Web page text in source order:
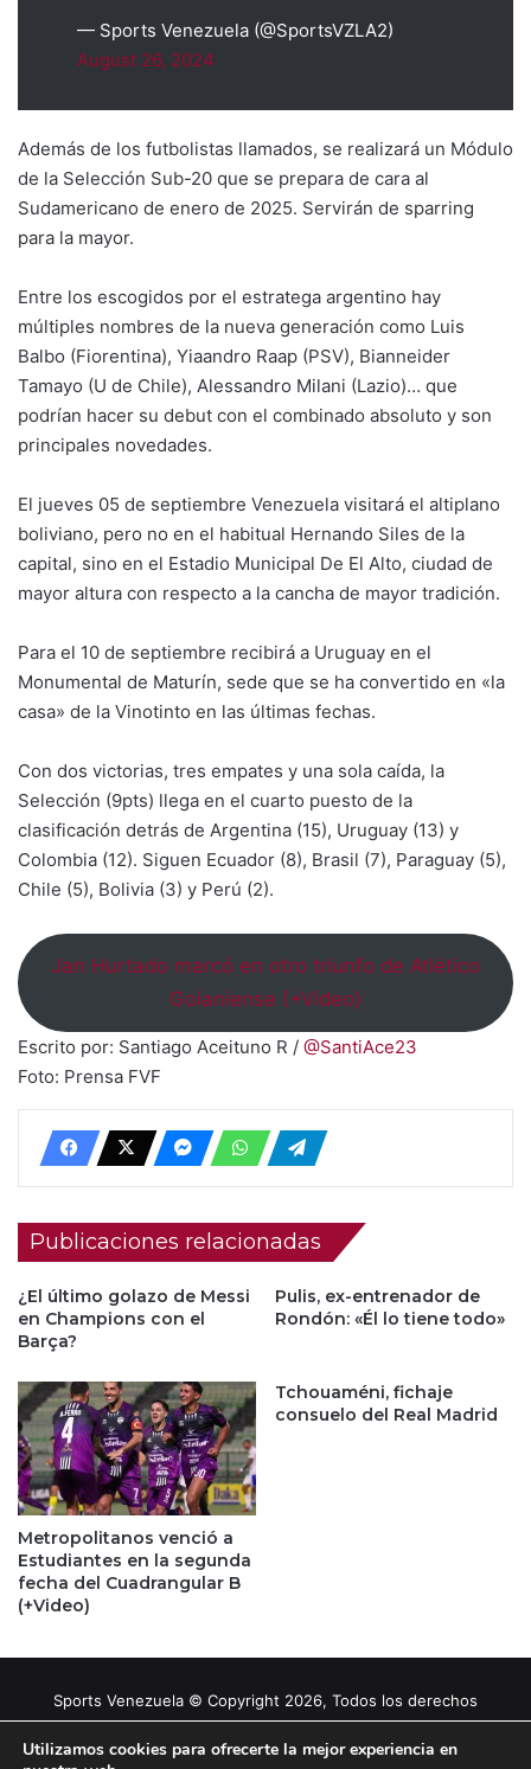
— Sports Venezuela (@SportsVZLA2)
August 26, 2024
Además de los futbolistas llamados, se realizará un Módulo
de la Selección Sub-20 que se prepara de cara al
Sudamericano de enero de 2025. Servirán de sparring
para la mayor.
Entre los escogidos por el estratega argentino hay
múltiples nombres de la nueva generación como Luis
Balbo (Fiorentina), Yiaandro Raap (PSV), Bianneider
Tamayo (U de Chile), Alessandro Milani (Lazio)… que
podrían hacer su debut con el combinado absoluto y son
principales novedades.
El jueves 05 de septiembre Venezuela visitará el altiplano
boliviano, pero no en el habitual Hernando Siles de la
capital, sino en el Estadio Municipal De El Alto, ciudad de
mayor altura con respecto a la cancha de mayor tradición.
Para el 10 de septiembre recibirá a Uruguay en el
Monumental de Maturín, sede que se ha convertido en «la
casa» de la Vinotinto en las últimas fechas.
Con dos victorias, tres empates y una sola caída, la
Selección (9pts) llega en el cuarto puesto de la
clasificación detrás de Argentina (15), Uruguay (13) y
Colombia (12). Siguen Ecuador (8), Brasil (7), Paraguay (5),
Chile (5), Bolivia (3) y Perú (2).
Jan Hurtado marcó en otro triunfo de Atlético
Goianiense (+Video)
Escrito por: Santiago Aceituno R / @SantiAce23
Foto: Prensa FVF
Publicaciones relacionadas
¿El último golazo de Messi
en Champions con el
Barça?
Pulis, ex-entrenador de
Rondón: «Él lo tiene todo»
Metropolitanos venció a
Estudiantes en la segunda
fecha del Cuadrangular B
(+Video)
Tchouaméni, fichaje
consuelo del Real Madrid
Sports Venezuela © Copyright 2026, Todos los derechos
Utilizamos cookies para ofrecerte la mejor experiencia en